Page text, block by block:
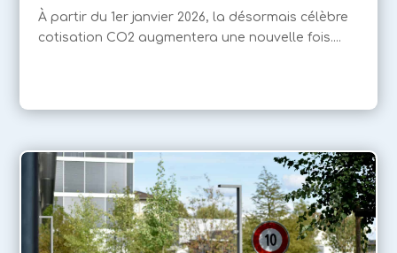
À partir du 1er janvier 2026, la désormais célèbre
cotisation CO2 augmentera une nouvelle fois....